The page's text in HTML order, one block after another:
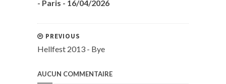
- Paris - 16/04/2026
PREVIOUS
Hellfest 2013 - Bye
AUCUN COMMENTAIRE